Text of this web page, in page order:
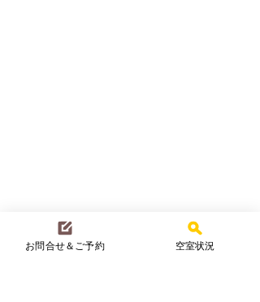
お問合せ＆ご予約 空室状況